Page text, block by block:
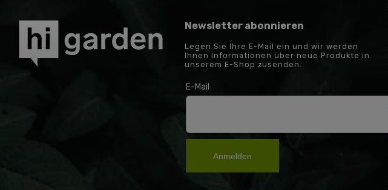
Newsletter abonnieren
Legen Sie Ihre E-Mail ein und wir werden
Ihnen Informationen über neue Produkte in
unserem E-Shop zusenden.
E-Mail
Anmelden